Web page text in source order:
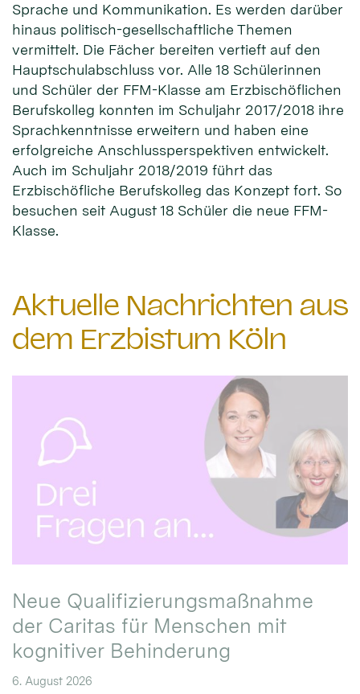
Sprache und Kommunikation. Es werden darüber
hinaus politisch-gesellschaftliche Themen
vermittelt. Die Fächer bereiten vertieft auf den
Hauptschulabschluss vor. Alle 18 Schülerinnen
und Schüler der FFM-Klasse am Erzbischöflichen
Berufskolleg konnten im Schuljahr 2017/2018 ihre
Sprachkenntnisse erweitern und haben eine
erfolgreiche Anschlussperspektiven entwickelt.
Auch im Schuljahr 2018/2019 führt das
Erzbischöfliche Berufskolleg das Konzept fort. So
besuchen seit August 18 Schüler die neue FFM-
Klasse.
Aktuelle Nachrichten aus
dem Erzbistum Köln
Neue Qualifizierungsmaßnahme
der Caritas für Menschen mit
kognitiver Behinderung
6. August 2026